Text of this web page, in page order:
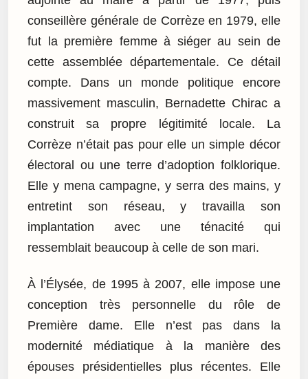
conseillère générale de Corrèze en 1979, elle
fut la première femme à siéger au sein de
cette assemblée départementale. Ce détail
compte. Dans un monde politique encore
massivement masculin, Bernadette Chirac a
construit sa propre légitimité locale. La
Corrèze n’était pas pour elle un simple décor
électoral ou une terre d’adoption folklorique.
Elle y mena campagne, y serra des mains, y
entretint son réseau, y travailla son
implantation avec une ténacité qui
ressemblait beaucoup à celle de son mari.
À l’Élysée, de 1995 à 2007, elle impose une
conception très personnelle du rôle de
Première dame. Elle n’est pas dans la
modernité médiatique à la manière des
épouses présidentielles plus récentes. Elle